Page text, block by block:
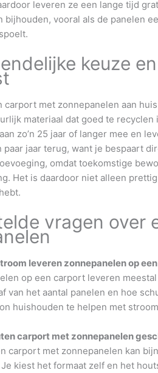
leveren ze een lange tijd
bijhouden, vooral als de panelen
keuze
carport met zonnepanelen aan
materiaal dat goed te
zo’n 25 jaar of langer mee en
jaar terug, want je bespaart
omdat toekomstige
Het is daardoor niet alleen
vragen over
leveren zonnepanelen op
op een carport leveren
van het aantal panelen en hoe
huishouden te helpen met
carport met zonnepanelen
carport met zonnepanelen kan
kiest het formaat zelf en het